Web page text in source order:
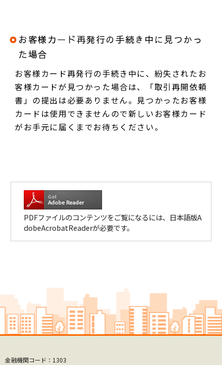
お客様カード再発行の手続き中に見つかっ
た場合
お客様カード再発行の手続き中に、紛失されたお
客様カードが見つかった場合は、「取引再開依頼
書」の提出は必要ありません。見つかったお客様
カードは使用できませんので新しいお客様カード
がお手元に届くまでお待ちください。
PDFファイルのコンテンツをご覧になるには、 日本語版A
dobeAcrobatReaderが必要です。
金融機関コード：1303